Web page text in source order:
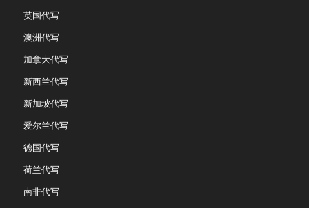
英国代写
澳洲代写
加拿大代写
新西兰代写
新加坡代写
爱尔兰代写
德国代写
荷兰代写
南非代写